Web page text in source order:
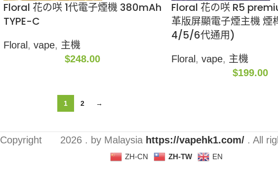
Floral 花の咲 1代電子煙機 380mAh
TYPE-C
Floral , vape, 主機
$248.00
Floral 花の咲 R5
革版屏顯電子煙主機 煙
4/5/6代通用)
Floral , vape, 主機
$199.00
1 2 →
Copyright 2026 . by Malaysia https://vapehk1.com/ . All
ZH-CN ZH-TW EN